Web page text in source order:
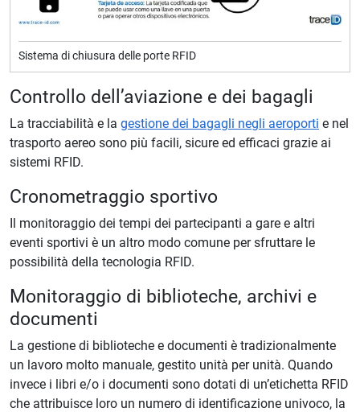
Sistema di chiusura delle porte RFID
Controllo dell’aviazione e dei bagagli
La tracciabilità e la gestione dei bagagli negli aeroporti e nel
trasporto aereo sono più facili, sicure ed efficaci grazie ai
sistemi RFID.
Cronometraggio sportivo
Il monitoraggio dei tempi dei partecipanti a gare e altri
eventi sportivi è un altro modo comune per sfruttare le
possibilità della tecnologia RFID.
Monitoraggio di biblioteche, archivi e
documenti
La gestione di biblioteche e documenti è tradizionalmente
un lavoro molto manuale, gestito unità per unità. Quando
invece i libri e/o i documenti sono dotati di un’etichetta RFID
che attribuisce loro un numero di identificazione univoco, la